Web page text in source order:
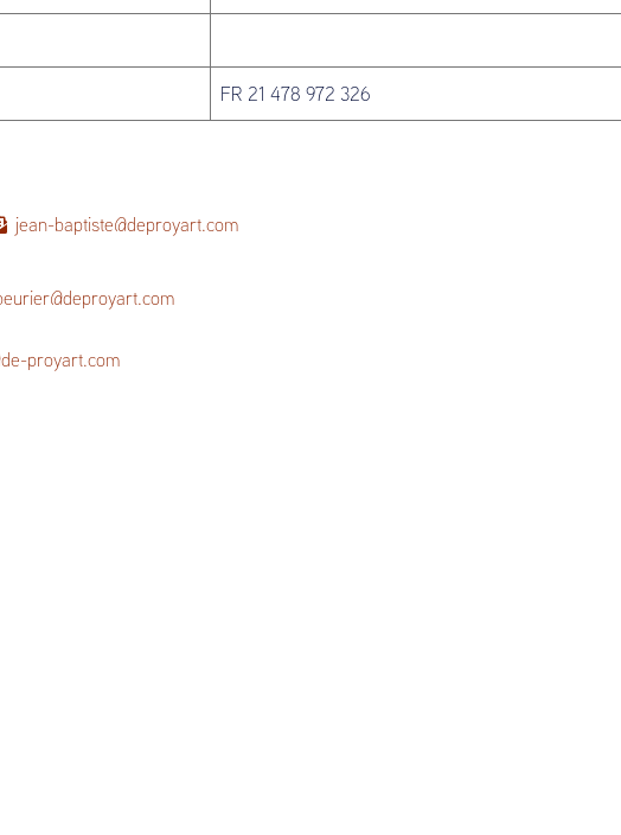
FR 21 478 972 326
jean-baptiste@deproyart.com
proyart.com